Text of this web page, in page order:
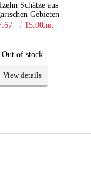
Schätze aus
Gebieten
15.00лв.
Out of stock
View details